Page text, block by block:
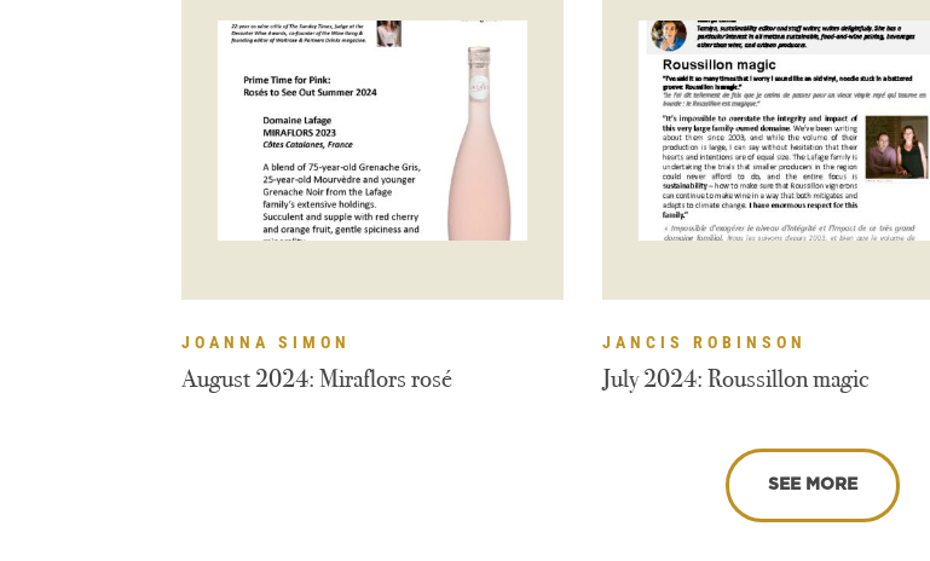
August 2024: Miraflors rosé
JOANNA SIMON
July 2024: Roussillon magic
JANCIS ROBINSON
SEE MORE